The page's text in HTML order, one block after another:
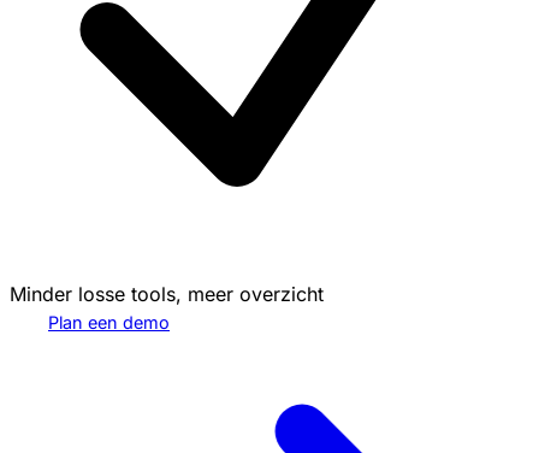
Minder losse tools, meer overzicht
Plan een demo